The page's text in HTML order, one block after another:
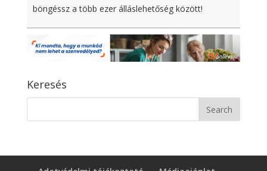
böngéssz a több ezer álláslehetőség között!
Keresés